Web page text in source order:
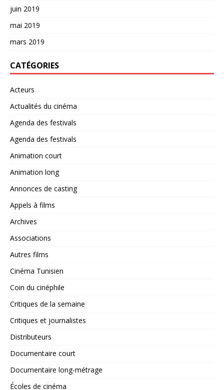
juin 2019
mai 2019
mars 2019
CATÉGORIES
Acteurs
Actualités du cinéma
Agenda des festivals
Agenda des festivals
Animation court
Animation long
Annonces de casting
Appels à films
Archives
Associations
Autres films
Cinéma Tunisien
Coin du cinéphile
Critiques de la semaine
Critiques et journalistes
Distributeurs
Documentaire court
Documentaire long-métrage
Écoles de cinéma